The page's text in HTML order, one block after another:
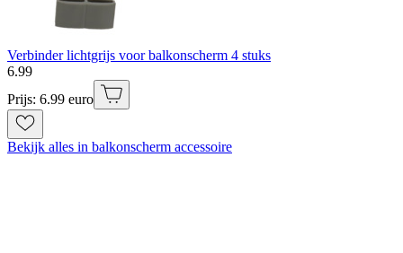
Verbinder lichtgrijs voor balkonscherm 4 stuks
6.99
Prijs: 6.99 euro
Bekijk alles in balkonscherm accessoire